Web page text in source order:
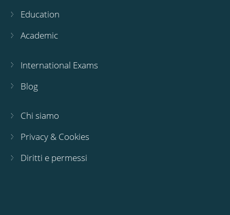
Education
Academic
International Exams
Blog
Chi siamo
Privacy & Cookies
Diritti e permessi